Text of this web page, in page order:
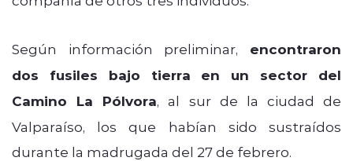
Según información preliminar, encontraron
dos fusiles bajo tierra en un sector del
Camino La Pólvora, al sur de la ciudad de
Valparaíso, los que habían sido sustraídos
durante la madrugada del 27 de febrero.